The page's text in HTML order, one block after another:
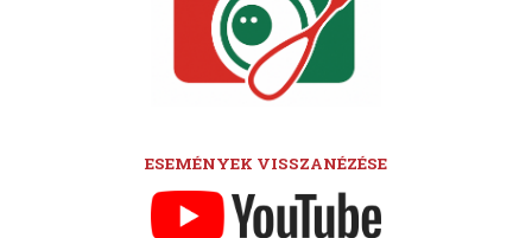
ESEMÉNYEK VISSZANÉZÉSE